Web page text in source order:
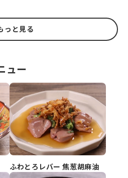
っと見る
ュー
ふわとろレバー 焦葱胡麻油